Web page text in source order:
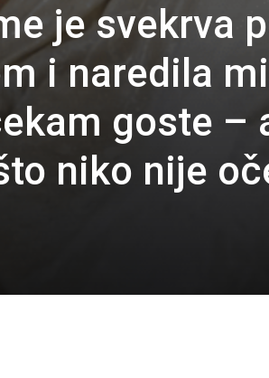
je svekrva
i naredila
goste –
niko nije